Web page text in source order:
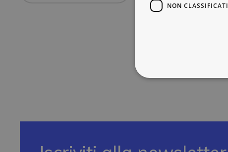
NON CLASSIFICATI